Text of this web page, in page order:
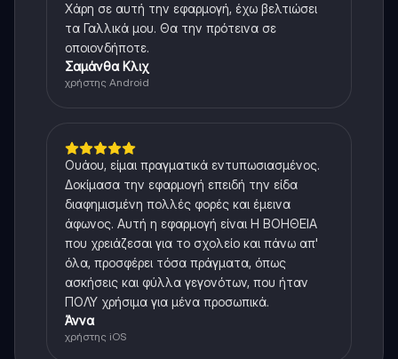
Χάρη σε αυτή την εφαρμογή, έχω βελτιώσει
τα Γαλλικά μου. Θα την πρότεινα σε
οποιονδήποτε.
Σαμάνθα Κλιχ
χρήστης Android
Ουάου, είμαι πραγματικά εντυπωσιασμένος.
Δοκίμασα την εφαρμογή επειδή την είδα
διαφημισμένη πολλές φορές και έμεινα
άφωνος. Αυτή η εφαρμογή είναι Η ΒΟΗΘΕΙΑ
που χρειάζεσαι για το σχολείο και πάνω απ'
όλα, προσφέρει τόσα πράγματα, όπως
ασκήσεις και φύλλα γεγονότων, που ήταν
ΠΟΛΥ χρήσιμα για μένα προσωπικά.
Άννα
χρήστης iOS